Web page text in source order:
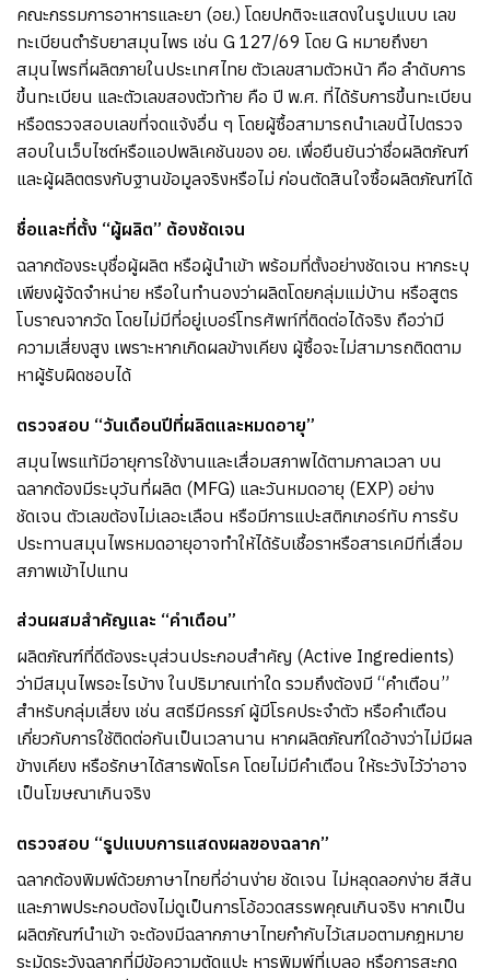
คณะกรรมการอาหารและยา (อย.) โดยปกติจะแสดงในรูปแบบ เลข
ทะเบียนตำรับยาสมุนไพร เช่น G 127/69 โดย G หมายถึงยา
สมุนไพรที่ผลิตภายในประเทศไทย ตัวเลขสามตัวหน้า คือ ลำดับการ
ขึ้นทะเบียน และตัวเลขสองตัวท้าย คือ ปี พ.ศ. ที่ได้รับการขึ้นทะเบียน
หรือตรวจสอบเลขที่จดแจ้งอื่น ๆ โดยผู้ซื้อสามารถนำเลขนี้ไปตรวจ
สอบในเว็บไซต์หรือแอปพลิเคชันของ อย. เพื่อยืนยันว่าชื่อผลิตภัณฑ์
และผู้ผลิตตรงกับฐานข้อมูลจริงหรือไม่ ก่อนตัดสินใจซื้อผลิตภัณฑ์ได้
ชื่อและที่ตั้ง “ผู้ผลิต” ต้องชัดเจน
ฉลากต้องระบุชื่อผู้ผลิต หรือผู้นำเข้า พร้อมที่ตั้งอย่างชัดเจน หากระบุ
เพียงผู้จัดจำหน่าย หรือในทำนองว่าผลิตโดยกลุ่มแม่บ้าน หรือสูตร
โบราณจากวัด โดยไม่มีที่อยู่เบอร์โทรศัพท์ที่ติดต่อได้จริง ถือว่ามี
ความเสี่ยงสูง เพราะหากเกิดผลข้างเคียง ผู้ซื้อจะไม่สามารถติดตาม
หาผู้รับผิดชอบได้
ตรวจสอบ “วันเดือนปีที่ผลิตและหมดอายุ”
สมุนไพรแท้มีอายุการใช้งานและเสื่อมสภาพได้ตามกาลเวลา บน
ฉลากต้องมีระบุวันที่ผลิต (MFG) และวันหมดอายุ (EXP) อย่าง
ชัดเจน ตัวเลขต้องไม่เลอะเลือน หรือมีการแปะสติกเกอร์ทับ การรับ
ประทานสมุนไพรหมดอายุอาจทำให้ได้รับเชื้อราหรือสารเคมีที่เสื่อม
สภาพเข้าไปแทน
ส่วนผสมสำคัญและ “คำเตือน”
ผลิตภัณฑ์ที่ดีต้องระบุส่วนประกอบสำคัญ (Active Ingredients)
ว่ามีสมุนไพรอะไรบ้าง ในปริมาณเท่าใด รวมถึงต้องมี “คำเตือน”
สำหรับกลุ่มเสี่ยง เช่น สตรีมีครรภ์ ผู้มีโรคประจำตัว หรือคำเตือน
เกี่ยวกับการใช้ติดต่อกันเป็นเวลานาน หากผลิตภัณฑ์ใดอ้างว่าไม่มีผล
ข้างเคียง หรือรักษาได้สารพัดโรค โดยไม่มีคำเตือน ให้ระวังไว้ว่าอาจ
เป็นโฆษณาเกินจริง
ตรวจสอบ “รูปแบบการแสดงผลของฉลาก”
ฉลากต้องพิมพ์ด้วยภาษาไทยที่อ่านง่าย ชัดเจน ไม่หลุดลอกง่าย สีสัน
และภาพประกอบต้องไม่ดูเป็นการโอ้อวดสรรพคุณเกินจริง หากเป็น
ผลิตภัณฑ์นำเข้า จะต้องมีฉลากภาษาไทยกำกับไว้เสมอตามกฎหมาย
ระมัดระวังฉลากที่มีข้อความตัดแปะ หารพิมพ์ที่เบลอ หรือการสะกด